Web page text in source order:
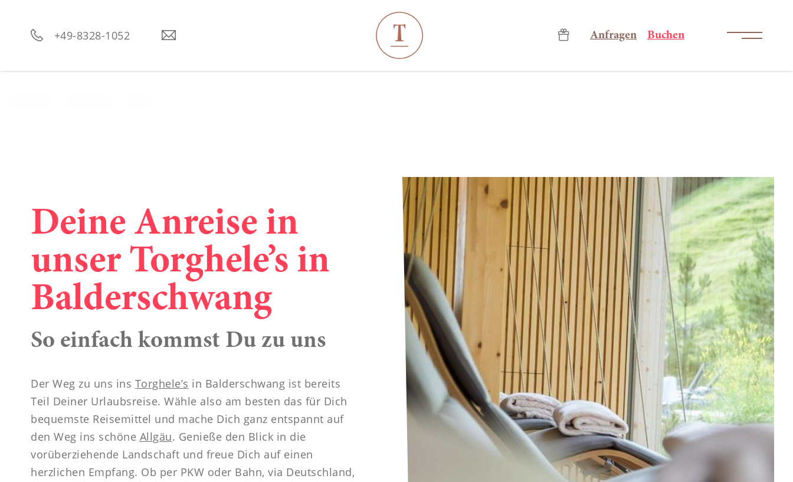
-------------
-------------
+49-8328-1052 Anfragen Buchen
Deine Anreise in
unser Torghele’s in
Balderschwang
So einfach kommst Du zu uns
Der Weg zu uns ins Torghele’s in Balderschwang ist bereits
Teil Deiner Urlaubsreise. Wähle also am besten das für Dich
bequemste Reisemittel und mache Dich ganz entspannt auf
den Weg ins schöne Allgäu. Genieße den Blick in die
vorüberziehende Landschaft und freue Dich auf einen
herzlichen Empfang. Ob per PKW oder Bahn, via Deutschland,